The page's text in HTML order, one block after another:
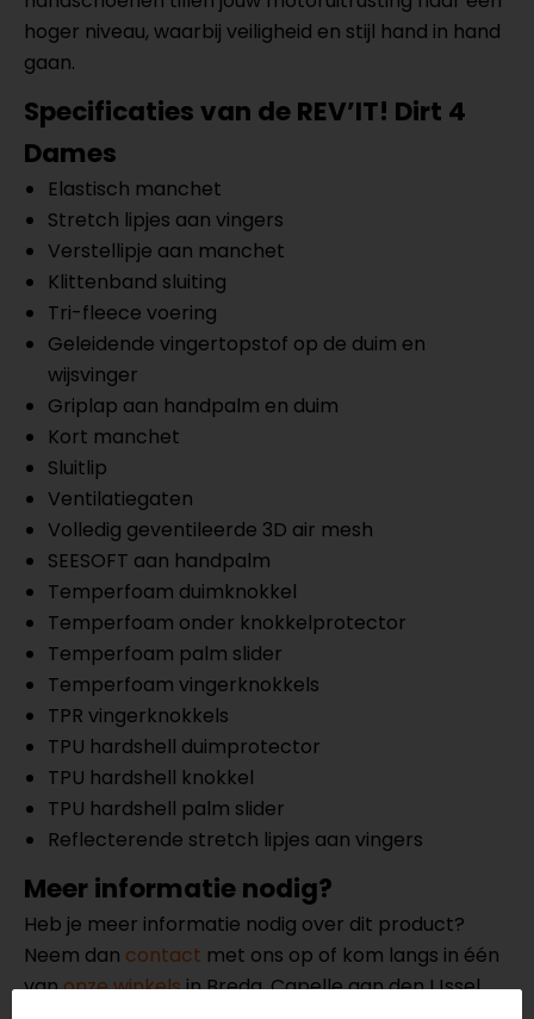
hoger niveau, waarbij veiligheid en stijl hand in hand
gaan.
Specificaties van de REV’IT! Dirt 4
Dames
Elastisch manchet
Stretch lipjes aan vingers
Verstellipje aan manchet
Klittenband sluiting
Tri-fleece voering
Geleidende vingertopstof op de duim en
wijsvinger
Griplap aan handpalm en duim
Kort manchet
Sluitlip
Ventilatiegaten
Volledig geventileerde 3D air mesh
SEESOFT aan handpalm
Temperfoam duimknokkel
Temperfoam onder knokkelprotector
Temperfoam palm slider
Temperfoam vingerknokkels
TPR vingerknokkels
TPU hardshell duimprotector
TPU hardshell knokkel
TPU hardshell palm slider
Reflecterende stretch lipjes aan vingers
Meer informatie nodig?
Heb je meer informatie nodig over dit product?
Neem dan contact met ons op of kom langs in één
vanonze winkelsin Breda, Capelle aan den IJssel,